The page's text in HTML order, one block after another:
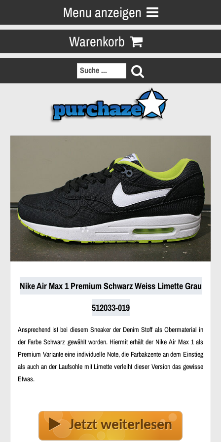
Menu anzeigen
Warenkorb
Nike Air Max 1 Premium Schwarz Weiss Limette Grau
512033-019
Ansprechend ist bei diesem Sneaker der Denim Stoff als Obermaterial in
der Farbe Schwarz gewählt worden. Hiermit erhält der Nike Air Max 1 als
Premium Variante eine individuelle Note, die Farbakzente an dem Einstieg
als auch an der Laufsohle mit Limette verleiht dieser Version das gewisse
Etwas.
Jetzt weiterlesen